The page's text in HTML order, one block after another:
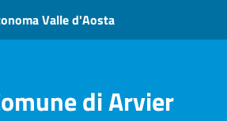
Valle d'Aosta
di Arvier